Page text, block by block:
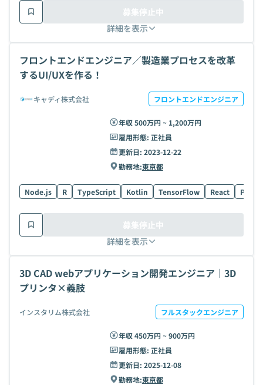
詳細を表示
募集停止中
フロントエンドエンジニア／製造業プロセスを改革
するUI/UXを作る！
キャディ株式会社 フロントエンドエンジニア
年収 500万円 ~ 1,200万円
雇用形態: 正社員
更新日: 2023-12-22
勤務地:東京都
Node.js R TypeScript Kotlin TensorFlow React
詳細を表示
募集停止中
3D CAD webアプリケーション開発エンジニア｜3D
プリンタ×義肢
インスタリム株式会社 フルスタックエンジニア
年収 450万円 ~ 900万円
雇用形態: 正社員
更新日: 2025-12-08
勤務地:東京都